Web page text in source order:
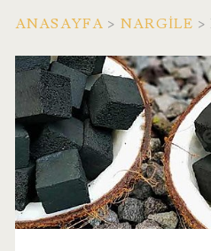
ANASAYFA > NARGILE >